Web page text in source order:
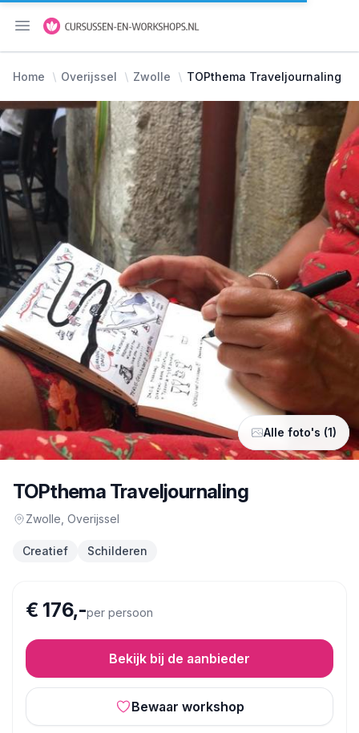
Menu openen
Home Overijssel Zwolle TOPthema Traveljournaling
Alle foto's (1)
TOPthema Traveljournaling
Zwolle , Overijssel
Creatief Schilderen
€ 176,-per persoon
Bekijk bij de aanbieder
Bewaar workshop